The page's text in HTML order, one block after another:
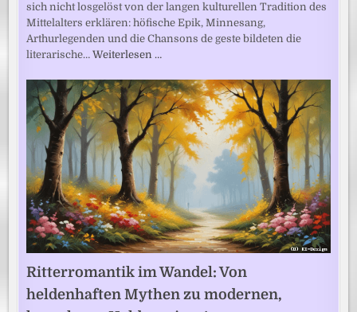
sich nicht losgelöst von der langen kulturellen Tradition des
Mittelalters erklären: höfische Epik, Minnesang,
Arthurlegenden und die Chansons de geste bildeten die
literarische…Weiterlesen …
Ritterromantik im Wandel: Von
heldenhaften Mythen zu modernen,